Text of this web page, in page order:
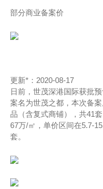
部分商业备案价
更新*：2020-08-17
日前，世茂深港国际获批
案名为世茂之都，本次备
品（含复式商铺），共41
67万/㎡，单价区间在5.7-
套。